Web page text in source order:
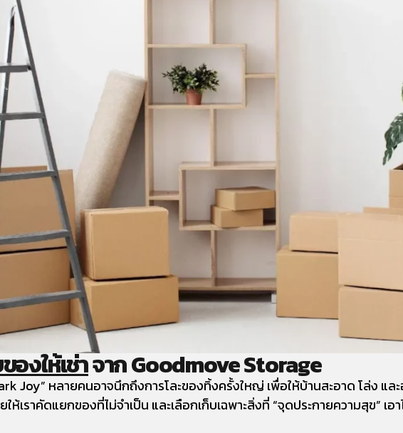
องให้เช่าจาก Goodmove Storage
Joy” หลายคนอาจนึกถึงการโละของทิ้งครั้งใหญ่ เพื่อให้บ้านสะอาด โล่ง แ
เราคัดแยกของที่ไม่จำเป็น และเลือกเก็บเฉพาะสิ่งที่ “จุดประกายความสุข” เอา